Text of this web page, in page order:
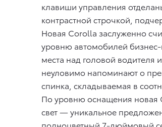
клавиши управления
контрастной строчкой,
Новая Corolla заслуженно
уровню автомобилей бизнес-
места над головой
неуловимо напоминают о
спинка, складываемая в
По уровню оснащения новая
свет — уникальное